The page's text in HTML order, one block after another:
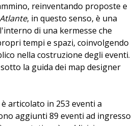
reinventando proposte e
Atlante, in questo senso, è una
di una kermesse che
tempi e spazi, coinvolgendo
nella costruzione degli eventi.
la guida dei map designer
del territorio tra Brescia e
delle segnalazioni che dal
articolato in 253 eventi a
aggiunti 89 eventi ad ingresso